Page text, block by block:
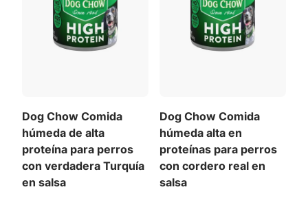
Descargar la lista completa de ingredientes (PDF)
Para la salud de su mascota, consulte a su
veterinario regularmente.
Contenido Calórico (calculado)(ME):
alimentación, Descargar la tabla de alimentación
completa(PDF)
Dog Chow Comida
húmeda de alta
proteína para perros
con verdadera Turquía
en salsa
Dog Chow Comida
húmeda alta en
proteínas para perros
con cordero real en
salsa